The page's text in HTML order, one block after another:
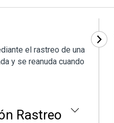
el rastreo de una
y se reanuda cuando
Rastreo